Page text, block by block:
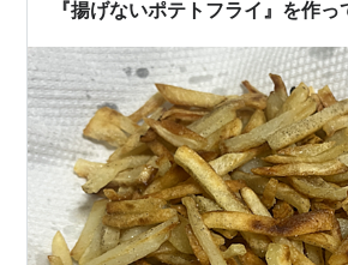
『揚げないポテトフライ』を作っ